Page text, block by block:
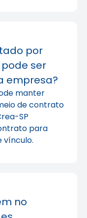
por
ser
empresa?
manter
de contrato
SP
para
vínculo.
no